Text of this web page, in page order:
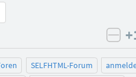
SELFHTML-Forum